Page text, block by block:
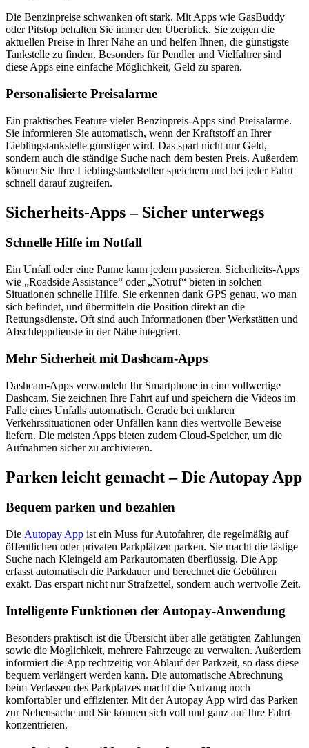
Die Benzinpreise schwanken oft stark. Mit Apps wie GasBuddy
oder Pitstop behalten Sie immer den Überblick. Sie zeigen die
aktuellen Preise in Ihrer Nähe an und helfen Ihnen, die günstigste
Tankstelle zu finden. Besonders für Pendler und Vielfahrer sind
diese Apps eine einfache Möglichkeit, Geld zu sparen.
Personalisierte Preisalarme
Ein praktisches Feature vieler Benzinpreis-Apps sind Preisalarme.
Sie informieren Sie automatisch, wenn der Kraftstoff an Ihrer
Lieblingstankstelle günstiger wird. Das spart nicht nur Geld,
sondern auch die ständige Suche nach dem besten Preis. Außerdem
können Sie Ihre Lieblingstankstellen speichern und bei jeder Fahrt
schnell darauf zugreifen.
Sicherheits-Apps – Sicher unterwegs
Schnelle Hilfe im Notfall
Ein Unfall oder eine Panne kann jedem passieren. Sicherheits-Apps
wie „Roadside Assistance“ oder „Notruf“ bieten in solchen
Situationen schnelle Hilfe. Sie erkennen dank GPS genau, wo man
sich befindet, und übermitteln die Position direkt an die
Rettungsdienste. Oft sind auch Informationen über Werkstätten und
Abschleppdienste in der Nähe integriert.
Mehr Sicherheit mit Dashcam-Apps
Dashcam-Apps verwandeln Ihr Smartphone in eine vollwertige
Dashcam. Sie zeichnen Ihre Fahrt auf und speichern die Videos im
Falle eines Unfalls automatisch. Gerade bei unklaren
Verkehrssituationen oder Unfällen kann dies wertvolle Beweise
liefern. Die meisten Apps bieten zudem Cloud-Speicher, um die
Aufnahmen sicher zu archivieren.
Parken leicht gemacht – Die Autopay App
Bequem parken und bezahlen
Die Autopay App ist ein Muss für Autofahrer, die regelmäßig auf
öffentlichen oder privaten Parkplätzen parken. Sie macht die lästige
Suche nach Kleingeld am Parkautomaten überflüssig. Die App
erfasst automatisch die Parkdauer und berechnet die Gebühren
exakt. Das erspart nicht nur Strafzettel, sondern auch wertvolle Zeit.
Intelligente Funktionen der Autopay-Anwendung
Besonders praktisch ist die Übersicht über alle getätigten Zahlungen
sowie die Möglichkeit, mehrere Fahrzeuge zu verwalten. Außerdem
informiert die App rechtzeitig vor Ablauf der Parkzeit, so dass diese
bequem verlängert werden kann. Die automatische Abrechnung
beim Verlassen des Parkplatzes macht die Nutzung noch
komfortabler und effizienter. Mit der Autopay App wird das Parken
zur Nebensache und Sie können sich voll und ganz auf Ihre Fahrt
konzentrieren.